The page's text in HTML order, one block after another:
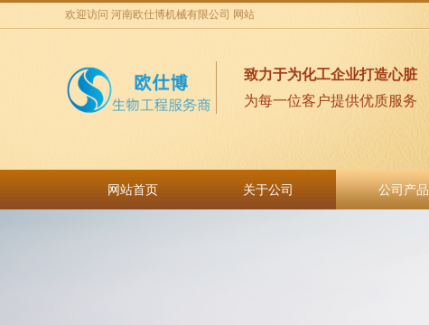
欢迎访问 河南欧仕博机械有限公司 网站
致力于为化工企业打造心脏
为每一位客户提供优质服务
网站首页 关于公司 公司产品